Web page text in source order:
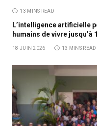
13 MINS READ
L’intelligence artificielle
humains de vivre jusqu’à
18 JUIN 2026 13 MINS READ